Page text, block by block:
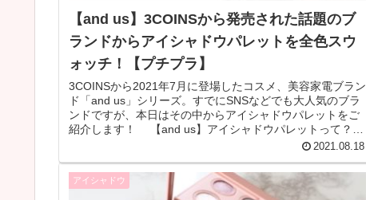
【and us】3COINSから発売された話題のブ
ランドからアイシャドウパレットを全色スウ
ォッチ！【プチプラ】
3COINSから2021年7月に登場したコスメ、美容家電ブラン
ド「and us」シリーズ。すでにSNSなどでも大人気のブラ
ンドですが、本日はその中からアイシャドウパレットをご
紹介します！ 【and us】アイシャドウパレットって？
2021.08.18
アイシャドウ